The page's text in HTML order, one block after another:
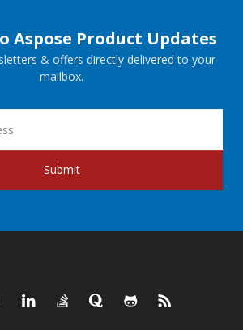
Aspose Product Updates
& offers directly delivered to your
mailbox.
Submit